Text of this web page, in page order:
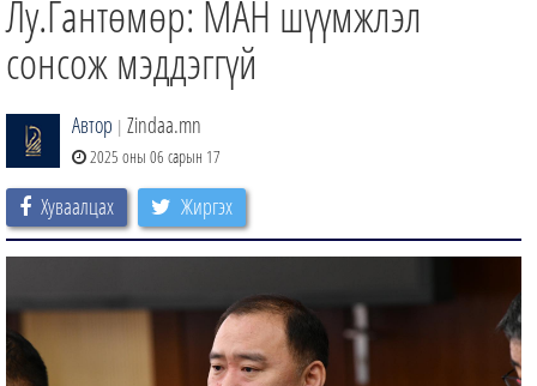
АУДИО ЗОХИОЛ
Лу.Гантөмөр: МАН шүүмжлэл
сонсож мэддэггүй
Автор | Zindaa.mn
2025 оны 06 сарын 17
Хуваалцах Жиргэх